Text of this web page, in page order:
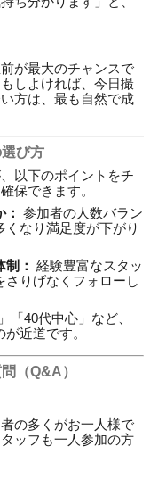
が最大のチャンスで
しよければ、今日撮
方は、最も自然で成
び方
以下のポイントをチ
保できます。
参加者の人数バラン
なり満足度が下がり
： 経験豊富なスタッ
さりげなくフォローし
「40代中心」など、
近道です。
（Q&A）
の多くがお一人様で
ッフも一人参加の方